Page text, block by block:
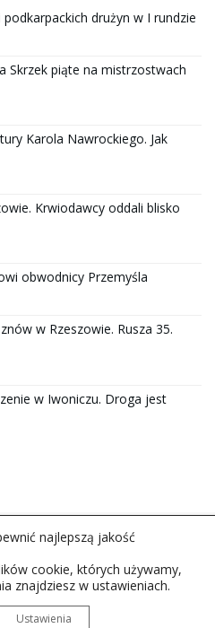
drużyn w I rundzie
Skrzek piąte na mistrzostwach
Karola Nawrockiego. Jak
Krwiodawcy oddali blisko
obwodnicy Przemyśla
w Rzeszowie. Rusza 35.
w Iwoniczu. Droga jest
Rzeszów S.A. w likwidacj.
najlepszą jakość
cookie, których używamy,
znajdziesz w ustawieniach.
Ustawienia